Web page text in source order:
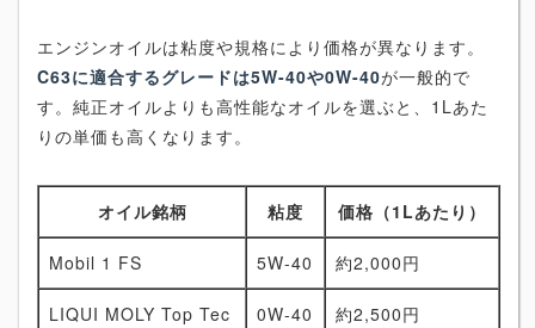
エンジンオイルは粘度や規格により価格が異なります。
C63に適合するグレードは5W-40や0W-40が一般的で
す。純正オイルよりも高性能なオイルを選ぶと、1Lあた
りの単価も高くなります。
オイル銘柄 粘度 価格（1Lあたり）
Mobil 1 FS 5W-40 約2,000円
LIQUI MOLY Top Tec 0W-40 約2,500円